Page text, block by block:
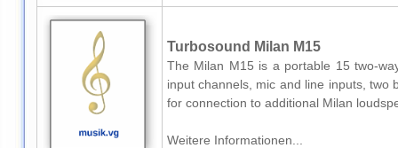
Turbosound Milan M15
The Milan M15 is a portable 15 two-
input channels, mic and line inputs, two
for connection to additional Milan
Weitere Informationen...